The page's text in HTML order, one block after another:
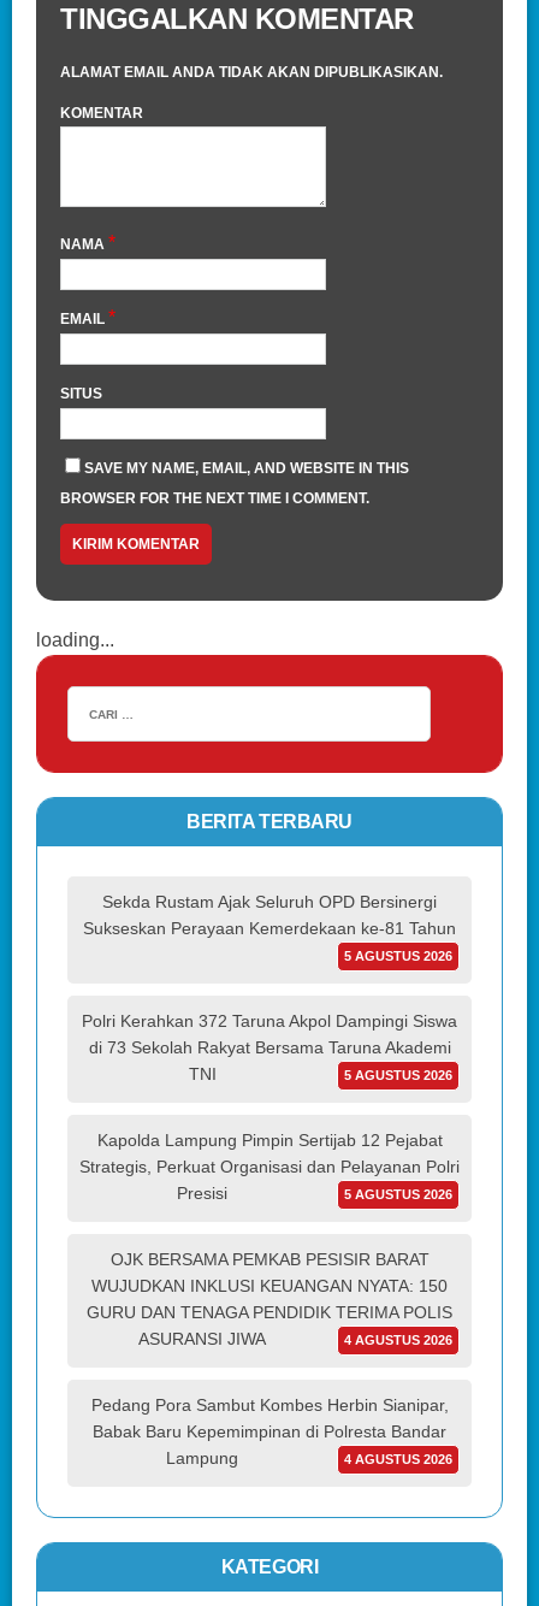
TINGGALKAN KOMENTAR
ALAMAT EMAIL ANDA TIDAK AKAN DIPUBLIKASIKAN.
KOMENTAR
NAMA *
EMAIL *
SITUS
SAVE MY NAME, EMAIL, AND WEBSITE IN THIS
BROWSER FOR THE NEXT TIME I COMMENT.
loading...
BERITA TERBARU
Sekda Rustam Ajak Seluruh OPD Bersinergi
Sukseskan Perayaan Kemerdekaan ke-81 Tahun
5 AGUSTUS 2026
Polri Kerahkan 372 Taruna Akpol Dampingi Siswa
di 73 Sekolah Rakyat Bersama Taruna Akademi
TNI
5 AGUSTUS 2026
Kapolda Lampung Pimpin Sertijab 12 Pejabat
Strategis, Perkuat Organisasi dan Pelayanan Polri
Presisi
5 AGUSTUS 2026
OJK BERSAMA PEMKAB PESISIR BARAT
WUJUDKAN INKLUSI KEUANGAN NYATA: 150
GURU DAN TENAGA PENDIDIK TERIMA POLIS
ASURANSI JIWA
4 AGUSTUS 2026
Pedang Pora Sambut Kombes Herbin Sianipar,
Babak Baru Kepemimpinan di Polresta Bandar
Lampung
4 AGUSTUS 2026
KATEGORI